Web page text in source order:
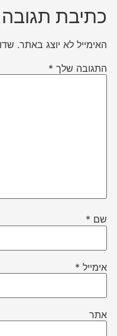
כתיבת תגובה
האימייל לא יוצג באתר.
התגובה שלך *
שם *
אימייל *
אתר